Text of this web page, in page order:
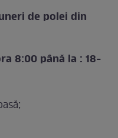
de polei din
8:00 până la : 18-